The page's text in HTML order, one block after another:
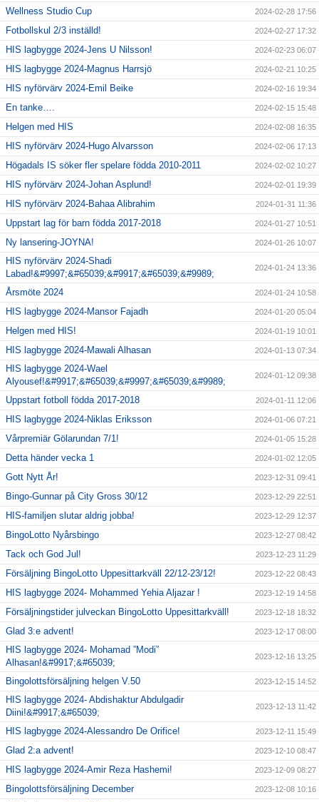
Wellness Studio Cup 2024-02-28 17:56
Fotbollskul 2/3 inställd! 2024-02-27 17:32
HIS lagbygge 2024-Jens U Nilsson! 2024-02-23 06:07
HIS lagbygge 2024-Magnus Harrsjö 2024-02-21 10:25
HIS nyförvärv 2024-Emil Beike 2024-02-16 19:34
En tanke…. 2024-02-15 15:48
Helgen med HIS 2024-02-08 16:35
HIS nyförvärv 2024-Hugo Alvarsson 2024-02-06 17:13
Högadals IS söker fler spelare födda 2010-2011 2024-02-02 10:27
HIS nyförvärv 2024-Johan Asplund! 2024-02-01 19:39
HIS nyförvärv 2024-Bahaa Alibrahim 2024-01-31 11:36
Uppstart lag för barn födda 2017-2018 2024-01-27 10:51
Ny lansering-JOYNA! 2024-01-26 10:07
HIS nyförvärv 2024-Shadi
Labad!&#9997;&#65039;&#9917;&#65039;&#9989;
2024-01-24 13:36
Årsmöte 2024 2024-01-24 10:58
HIS lagbygge 2024-Mansor Fajadh 2024-01-20 05:04
Helgen med HIS! 2024-01-19 10:01
HIS lagbygge 2024-Mawali Alhasan 2024-01-13 07:34
HIS lagbygge 2024-Wael
Alyousef!&#9917;&#65039;&#9997;&#65039;&#9989;
2024-01-12 09:38
Uppstart fotboll födda 2017-2018 2024-01-11 12:06
HIS lagbygge 2024-Niklas Eriksson 2024-01-06 07:21
Vårpremiär Gölarundan 7/1! 2024-01-05 15:28
Detta händer vecka 1 2024-01-02 12:05
Gott Nytt År! 2023-12-31 09:41
Bingo-Gunnar på City Gross 30/12 2023-12-29 22:51
HIS-familjen slutar aldrig jobba! 2023-12-29 12:37
BingoLotto Nyårsbingo 2023-12-27 08:42
Tack och God Jul! 2023-12-23 11:29
Försäljning BingoLotto Uppesittarkväll 22/12-23/12! 2023-12-22 08:43
HIS lagbygge 2024- Mohammed Yehia Aljazar ! 2023-12-19 14:58
Försäljningstider julveckan BingoLotto Uppesittarkväll! 2023-12-18 18:32
Glad 3:e advent! 2023-12-17 08:00
HIS lagbygge 2024- Mohamad ”Modi”
Alhasan!&#9917;&#65039;
2023-12-16 13:25
Bingolottsförsäljning helgen V.50 2023-12-15 14:52
HIS lagbygge 2024- Abdishaktur Abdulgadir
Diini!&#9917;&#65039;
2023-12-13 11:42
HIS lagbygge 2024-Alessandro De Orifice! 2023-12-11 15:49
Glad 2:a advent! 2023-12-10 08:47
HIS lagbygge 2024-Amir Reza Hashemi! 2023-12-09 08:27
Bingolottsförsäljning December 2023-12-08 10:16